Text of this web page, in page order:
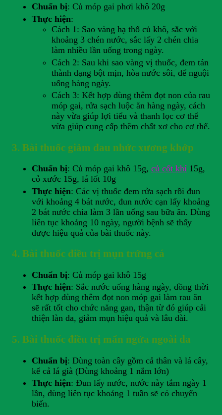
Chuẩn bị: Củ móp gai phơi khô 20g
Thực hiện:
Cách 1: Sao vàng hạ thổ củ khô, sắc với
khoảng 3 chén nước, sắc lấy 2 chén chia
làm nhiều lần uống trong ngày.
Cách 2: Sau khi sao vàng vị thuốc, đem tán
thành dạng bột mịn, hòa nước sôi, để nguội
uống hàng ngày.
Cách 3: Kết hợp dùng thêm đọt non của rau
móp gai, rửa sạch luộc ăn hàng ngày, cách
này vừa giúp lợi tiểu và thanh lọc cơ thể
vừa giúp cung cấp thêm chất xơ cho cơ thể.
3. Bài thuốc giảm đau nhức xương khớp
Chuẩn bị: Củ móp gai khô 15g, củ cốt khí15g,
cỏ xước 15g, lá lốt 10g
Thực hiện: Các vị thuốc đem rửa sạch rồi đun
với khoảng 4 bát nước, đun nước cạn lấy khoảng
2 bát nước chia làm 3 lần uống sau bữa ăn. Dùng
liên tục khoảng 10 ngày, người bệnh sẽ thấy
được hiệu quả của bài thuốc này.
4. Bài thuốc điều trị mụn trứng cá
Chuẩn bị: Củ móp gai khô 15g
Thực hiện: Sắc nước uống hàng ngày, đồng thời
kết hợp dùng thêm đọt non móp gai làm rau ăn
sẽ rất tốt cho chức năng gan, thận từ đó giúp cải
thiện làn da, giảm mụn hiệu quả và lâu dài.
5. Bài thuốc điều trị mẩn ngứa ngoài da
Chuẩn bị: Dùng toàn cây gồm cả thân và lá cây,
kể cả lá già (Dùng khoảng 1 nắm lớn)
Thực hiện: Đun lấy nước, nước này tắm ngày 1
lần, dùng liên tục khoảng 1 tuần sẽ có chuyển
biến.